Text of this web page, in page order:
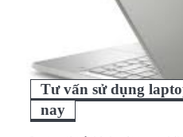
Tư vấn sử dụng
nay